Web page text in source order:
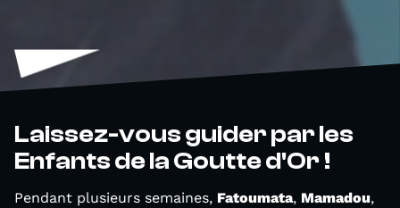
Laissez-vous guider par les
Enfants de la Goutte d'Or !
Pendant plusieurs semaines, Fatoumata, Mamadou,